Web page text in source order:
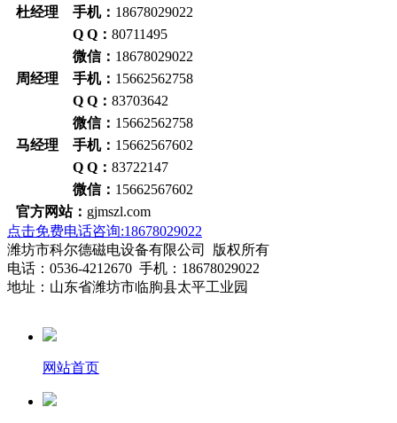
杜经理 手机： 18678029022
Q Q： 80711495
微信： 18678029022
周经理 手机： 15662562758
Q Q： 83703642
微信： 15662562758
马经理 手机： 15662567602
Q Q： 83722147
微信： 15662567602
官方网站： gjmszl.com
点击免费电话咨询:18678029022
潍坊市科尔德磁电设备有限公司 版权所有
电话：0536-4212670 手机：18678029022
地址：山东省潍坊市临朐县太平工业园
网站首页